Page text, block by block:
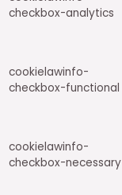
checkbox-analytics
cookielawinfo-
checkbox-functional
cookielawinfo-
checkbox-necessary